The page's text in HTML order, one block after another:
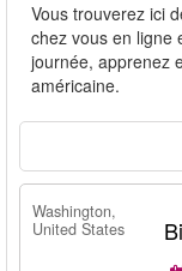
Vous trouverez ici
chez vous en ligne
journée, apprenez
américaine.
Washington,
United States